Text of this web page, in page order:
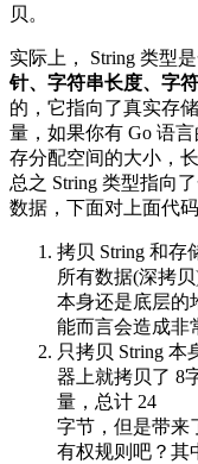
贝。
实际上， String 类型
针、字符串长度、字
的，它指向了真实存
量，如果你有 Go 语
存分配空间的大小，
总之 String 类型指向
数据，下面对上面代
拷贝 String 和存
所有数据(深拷
本身还是底层的
能而言会造成非
只拷贝 String 本
器上就拷贝了 8
量，总计 24
字节，但是带来
有权规则吧？其